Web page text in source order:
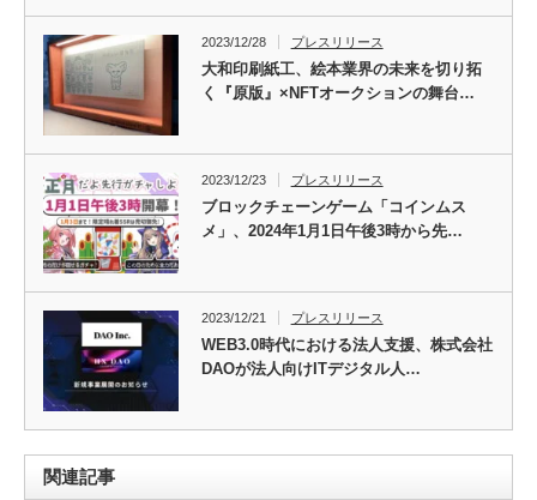
2023/12/28 プレスリリース
大和印刷紙工、絵本業界の未来を切り拓
く『原版』×NFTオークションの舞台…
2023/12/23 プレスリリース
ブロックチェーンゲーム「コインムス
メ」、2024年1月1日午後3時から先…
2023/12/21 プレスリリース
WEB3.0時代における法人支援、株式会社
DAOが法人向けITデジタル人…
関連記事